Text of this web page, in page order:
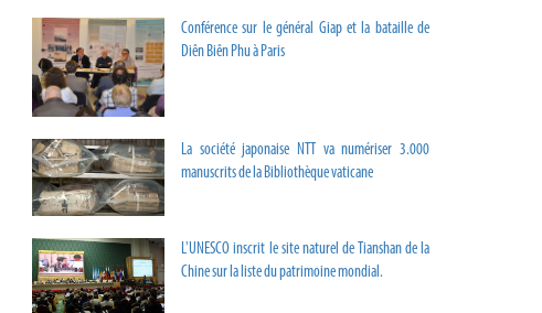
Conférence sur le général Giap et la bataille de
Diên Biên Phu à Paris
La société japonaise NTT va numériser 3.000
manuscrits de la Bibliothèque vaticane
L'UNESCO inscrit le site naturel de Tianshan de la
Chine sur la liste du patrimoine mondial.